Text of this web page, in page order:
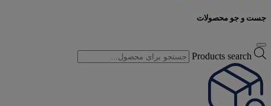
جست و جو محصولات
Products search